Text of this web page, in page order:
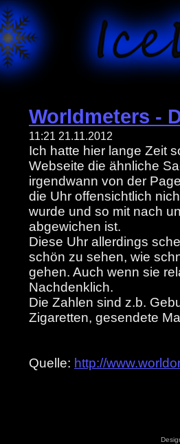
Worldmeters -
11:21 21.11.2012
Ich hatte hier lange Zeit
Webseite die ähnliche
irgendwann von der
die Uhr offensichtlich
wurde und so mit nach
abgewichen ist.
Diese Uhr allerdings
schön zu sehen, wie
gehen. Auch wenn sie
Nachdenklich.
Die Zahlen sind z.b.
Zigaretten, gesendete
Quelle: http://